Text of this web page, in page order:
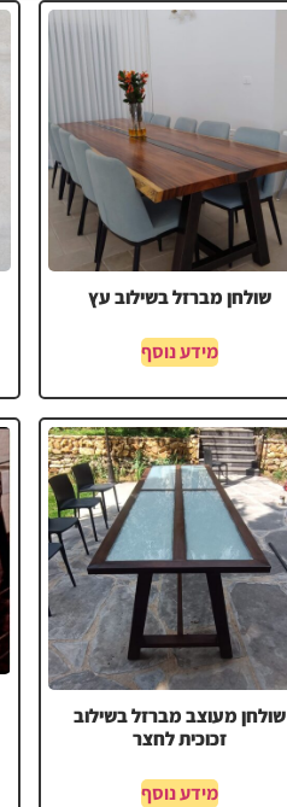
שולחן מברזל בשילוב עץ
מידע נוסף
שולחן מעוצב מברזל בשילוב
זכוכית לחצר
מידע נוסף